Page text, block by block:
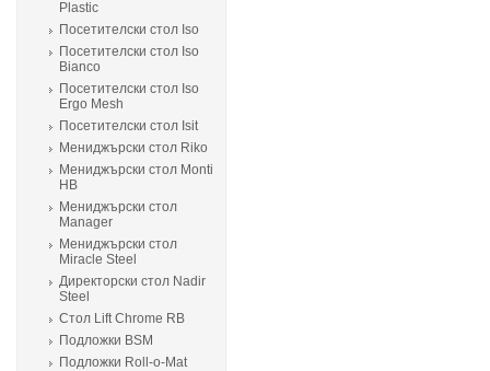
Plastic
Посетителски стол Isо
Посетителски стол Isо
Bianco
Посетителски стол Isо
Ergo Mesh
Посетителски стол Isit
Мениджърски стол Riko
Мениджърски стол Monti
HB
Мениджърски стол
Manager
Мениджърски стол
Miracle Steel
Директорски стол Nadir
Steel
Стол Lift Chrome RB
Подложки BSM
Подложки Roll-o-Mat